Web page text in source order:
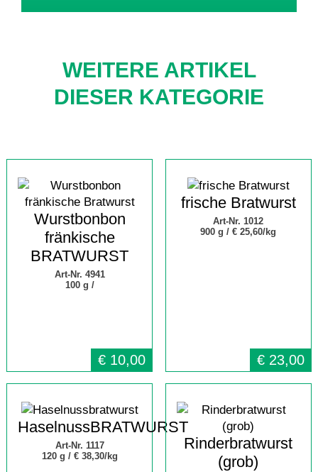
WEITERE ARTIKEL
DIESER KATEGORIE
Wurstbonbon
fränkische
BRATWURST
Art-Nr. 4941
100 g /
€ 10,00
frische Bratwurst
Art-Nr. 1012
900 g /€ 25,60/kg
€ 23,00
HaselnussBRATWURST
Art-Nr. 1117
120 g / € 38,30/kg
Rinderbratwurst
(grob)